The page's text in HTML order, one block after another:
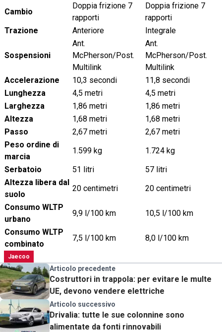
Cambio
Doppia frizione 7
rapporti
Doppia frizione 7
rapporti
Trazione
Anteriore Integrale
Sospensioni
Ant.
McPherson/Post.
Multilink
Ant.
McPherson/Post.
Multilink
Accelerazione
10,3 secondi
11,8 secondi
Lunghezza
4,5 metri
4,5 metri
Larghezza
1,86 metri
1,86 metri
Altezza
1,68 metri
1,68 metri
Passo
2,67 metri
2,67 metri
Peso ordine di
marcia
1.599 kg
1.724 kg
Serbatoio
51 litri
57 litri
Altezza libera dal
suolo
20 centimetri
20 centimetri
Consumo WLTP
urbano
9,9 l/100 km
10,5 l/100 km
Consumo WLTP
combinato
7,5 l/100 km 8,0 l/100 km
Jaecoo
Articolo precedente
Costruttori in trappola: per evitare le multe
UE, devono vendere elettriche
Articolo successivo
Drivalia: tutte le sue colonnine sono
alimentate da fonti rinnovabili